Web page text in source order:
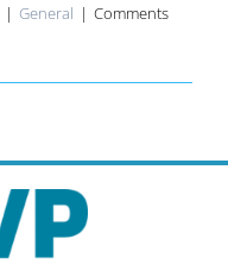
| General | Comments